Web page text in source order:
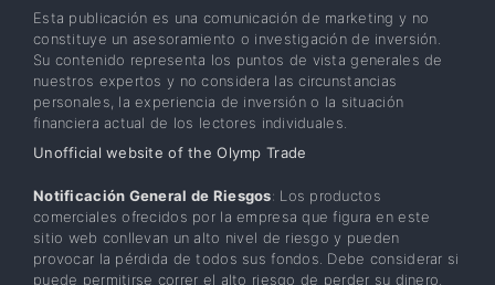
Esta publicación es una comunicación de marketing y no
constituye un asesoramiento o investigación de inversión.
Su contenido representa los puntos de vista generales de
nuestros expertos y no considera las circunstancias
personales, la experiencia de inversión o la situación
financiera actual de los lectores individuales.
Unofficial website of the Olymp Trade
Notificación General de Riesgos: Los productos
comerciales ofrecidos por la empresa que figura en este
sitio web conllevan un alto nivel de riesgo y pueden
provocar la pérdida de todos sus fondos. Debe considerar si
puede permitirse correr el alto riesgo de perder su dinero.